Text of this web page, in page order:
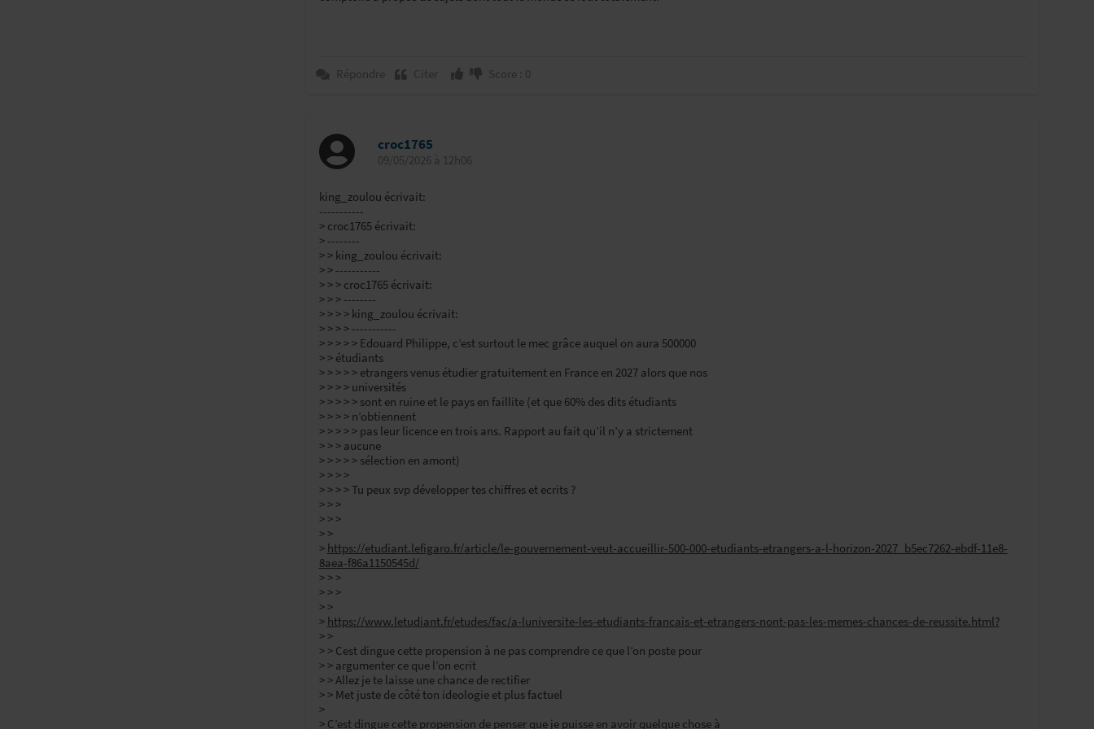
Répondre Citer Score : 0
croc1765
09/05/2026 à 12h06
king_zoulou écrivait:
-----------
> croc1765 écrivait:
> --------
> > king_zoulou écrivait:
> > -----------
> > > croc1765 écrivait:
> > > --------
> > > > king_zoulou écrivait:
> > > > -----------
> > > > > Edouard Philippe, c’est surtout le mec grâce auquel on aura 500000
> > étudiants
> > > > > etrangers venus étudier gratuitement en France en 2027 alors que nos
> > > > universités
> > > > > sont en ruine et le pays en faillite (et que 60% des dits étudiants
> > > > n’obtiennent
> > > > > pas leur licence en trois ans. Rapport au fait qu’il n’y a strictement
> > > aucune
> > > > > sélection en amont)
> > > >
> > > > Tu peux svp développer tes chiffres et ecrits ?
> > >
> > >
> >
> https://etudiant.lefigaro.fr/article/le-gouvernement-veut-accueillir-500-000-etudiants-etrangers-a-l-horizon-2027_b5ec7262-ebdf-11e8-
8aea-f86a1150545d/
> > >
> > >
> >
> https://www.letudiant.fr/etudes/fac/a-luniversite-les-etudiants-francais-et-etrangers-nont-pas-les-memes-chances-de-reussite.html?
> >
> > Cest dingue cette propension à ne pas comprendre ce que l’on poste pour
> > argumenter ce que l’on ecrit
> > Allez je te laisse une chance de rectifier
> > Met juste de côté ton ideologie et plus factuel
>
> C’est dingue cette propension de penser que je puisse en avoir quelque chose à